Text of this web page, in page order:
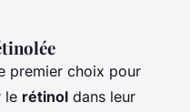
premier choix pour
le rétinol dans leur